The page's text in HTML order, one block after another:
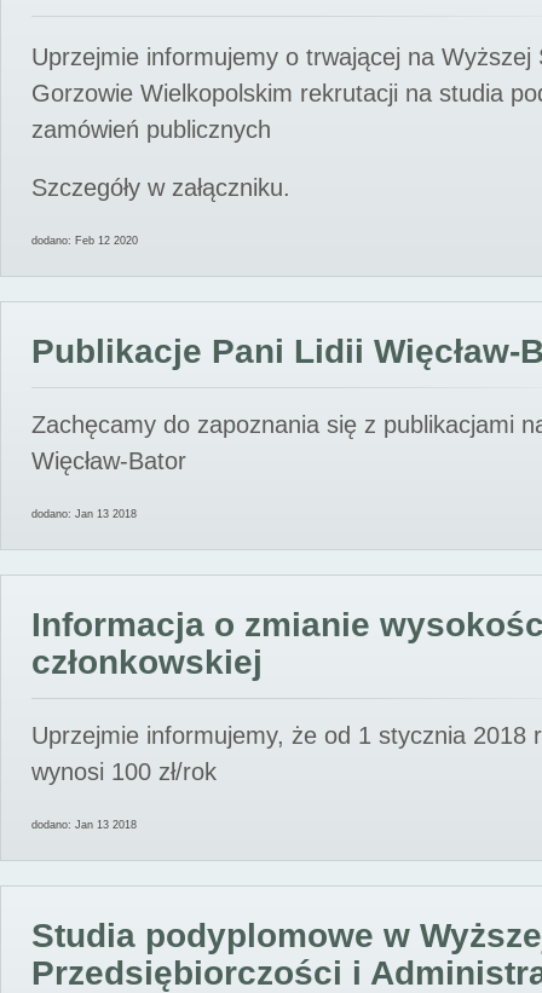
Uprzejmie informujemy o trwającej na Wyższej
Gorzowie Wielkopolskim rekrutacji na studia
zamówień publicznych
Szczegóły w załączniku.
dodano: Feb 12 2020
Publikacje Pani Lidii Więcław-
Zachęcamy do zapoznania się z publikacjami
Więcław-Bator
dodano: Jan 13 2018
Informacja o zmianie
członkowskiej
Uprzejmie informujemy, że od 1 stycznia 2018
wynosi 100 zł/rok
dodano: Jan 13 2018
Studia podyplomowe w
Przedsiębiorczości i